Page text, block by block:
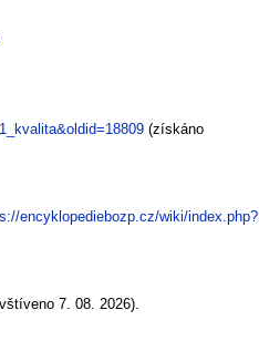
(získáno
encyklopediebozp.cz/wiki/index.php?
7. 08. 2026).